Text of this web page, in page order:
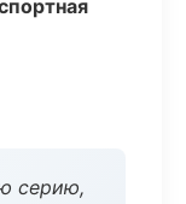
серию,